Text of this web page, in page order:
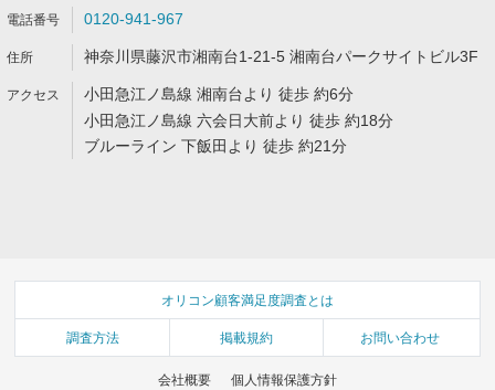
0120-941-967
神奈川県藤沢市湘南台1-21-5 湘南台パークサイトビル3F
小田急江ノ島線 湘南台より 徒歩 約6分
小田急江ノ島線 六会日大前より 徒歩 約18分
ブルーライン 下飯田より 徒歩 約21分
オリコン顧客満足度調査とは
調査方法 掲載規約 お問い合わせ
会社概要 個人情報保護方針